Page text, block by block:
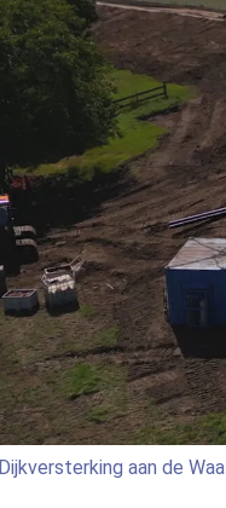
Dijkversterking aan de Waal